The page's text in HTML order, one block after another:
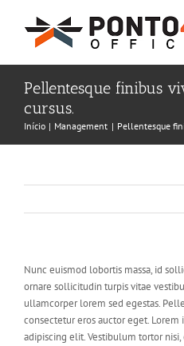
Pellentesque finibus
cursus.
Início Management Pellentesque
Nunc euismod lobortis massa, id
ornare sollicitudin turpis vitae
ullamcorper lorem sed egestas.
consectetur eros auctor eget.
adipiscing elit. Vestibulum tortor